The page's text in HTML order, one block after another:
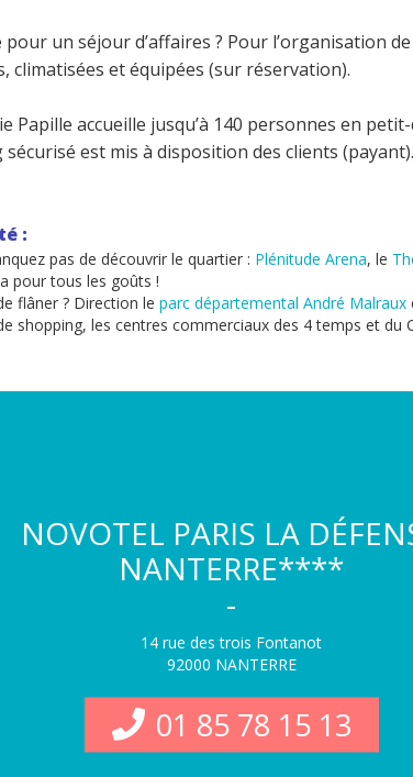
un séjour d’affaires ? Pour l’organisation
climatisées et équipées (sur réservation).
Papille accueille jusqu’à 140 personnes en
est mis à disposition des clients (payant).
:
pas de découvrir le quartier : Plénitude Arena, le
pour tous les goûts !
flâner ? Direction le parc départemental André Malraux
shopping, les centres commerciaux des 4 temps et du
NOVOTEL PARIS LA
NANTERRE****
-
14 rue des trois Fontanot
92000 NANTERRE
01 85 78 15 13